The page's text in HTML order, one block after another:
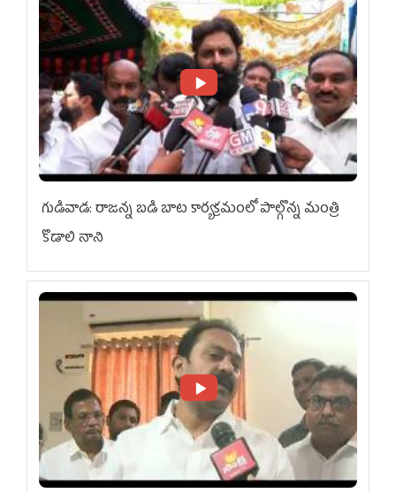
గుడివాడ: రాజన్న బడి బాట కార్యక్రమంలో పాల్గొన్న మంత్రి
కొడాలి నాని